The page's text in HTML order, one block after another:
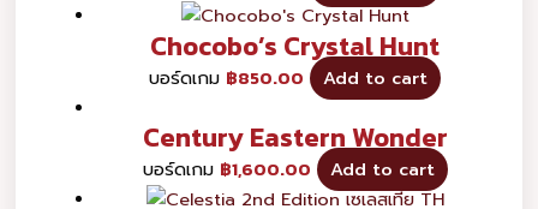
Chocobo’s Crystal Hunt
บอร์ดเกม ฿850.00 Add to cart
Century Eastern Wonder
บอร์ดเกม ฿1,600.00 Add to cart